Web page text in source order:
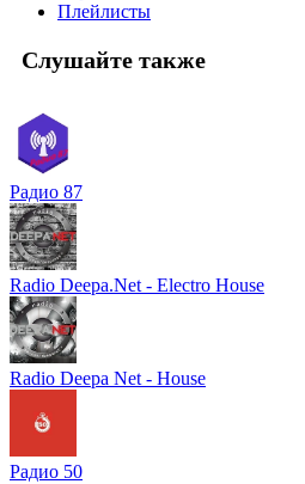
Плейлисты
Слушайте также
Радио 87
Radio Deepa.Net - Electro House
Radio Deepa Net - House
Радио 50